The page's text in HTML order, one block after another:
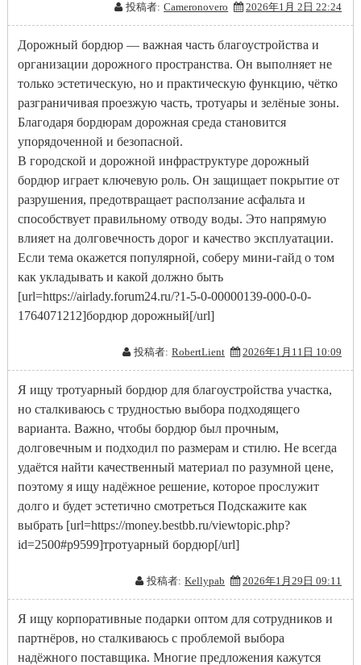
投稿者: Cameronovero 2026年1月 2日 22:24
Дорожный бордюр — важная часть благоустройства и
организации дорожного пространства. Он выполняет не
только эстетическую, но и практическую функцию, чётко
разграничивая проезжую часть, тротуары и зелёные зоны.
Благодаря бордюрам дорожная среда становится
упорядоченной и безопасной.
В городской и дорожной инфраструктуре дорожный
бордюр играет ключевую роль. Он защищает покрытие от
разрушения, предотвращает расползание асфальта и
способствует правильному отводу воды. Это напрямую
влияет на долговечность дорог и качество эксплуатации.
Если тема окажется популярной, соберу мини-гайд о том
как укладывать и какой должно быть
[url=https://airlady.forum24.ru/?1-5-0-00000139-000-0-0-
1764071212]бордюр дорожный[/url]
投稿者: RobertLient 2026年1月11日 10:09
Я ищу тротуарный бордюр для благоустройства участка,
но сталкиваюсь с трудностью выбора подходящего
варианта. Важно, чтобы бордюр был прочным,
долговечным и подходил по размерам и стилю. Не всегда
удаётся найти качественный материал по разумной цене,
поэтому я ищу надёжное решение, которое прослужит
долго и будет эстетично смотреться Подскажите как
выбрать [url=https://money.bestbb.ru/viewtopic.php?
id=2500#p9599]тротуарный бордюр[/url]
投稿者: Kellypab 2026年1月29日 09:11
Я ищу корпоративные подарки оптом для сотрудников и
партнёров, но сталкиваюсь с проблемой выбора
надёжного поставщика. Многие предложения кажутся